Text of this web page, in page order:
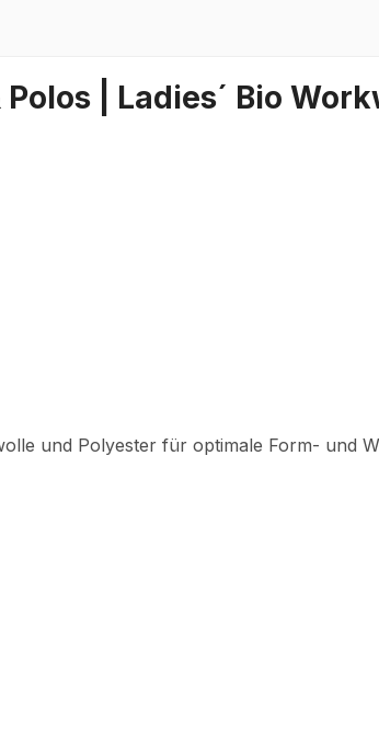
| Ladies´ Bio
und Polyester für optimale Form- und